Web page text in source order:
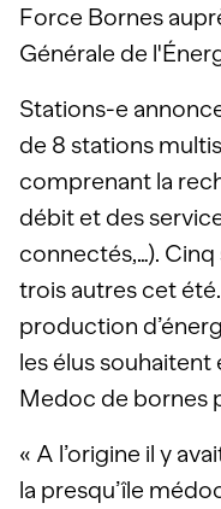
Force Bornes
Générale de
Stations-e
de 8 stations
comprenant la
débit et des
connectés,…).
trois autres cet
production
les élus
Medoc de bornes
« A l’origine il y
la presqu’île